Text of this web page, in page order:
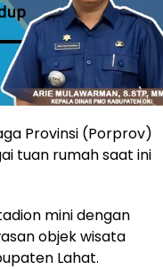
Provinsi (Porprov)
tuan rumah saat ini
mini dengan
objek wisata
Lahat.